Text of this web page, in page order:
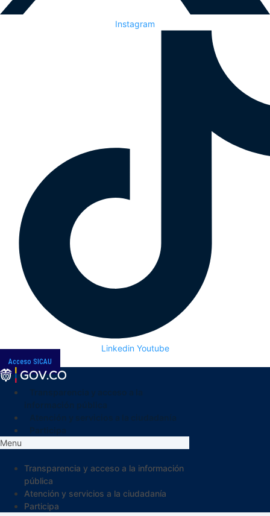
Instagram
Linkedin Youtube
Acceso SICAU
Menu
Transparencia y acceso a la información
pública
Atención y servicios a la ciudadanía
Participa